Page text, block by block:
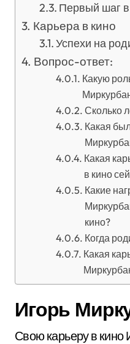
Первый шаг
Карьера в кино
Успехи на
Вопрос-ответ:
Какую
Сколько
Какая
Какая
в кино
Какие
кино?
Когда
Какая
Игорь
Свою карьеру в кино